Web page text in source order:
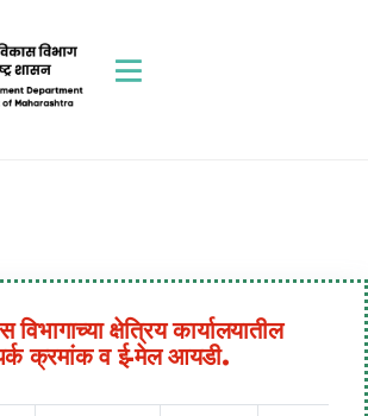
क्षेत्रिय कार्यालयातील
क्रमांक व ई-मेल आयडी.